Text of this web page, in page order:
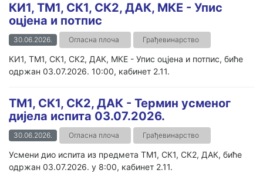
КИ1, ТМ1, СК1, СК2, ДАК, МКЕ - Упис
оцјена и потпис
30.06.2026. Огласна плоча Грађевинарство
КИ1, ТМ1, СК1, СК2, ДАК, МКЕ - Упис оцјена и потпис, биће
одржан 03.07.2026. 10:00, кабинет 2.11.
ТМ1, СК1, СК2, ДАК - Термин усменог
дијела испита 03.07.2026.
30.06.2026. Огласна плоча Грађевинарство
Усмени дио испита из предмета ТМ1, СК1, СК2, ДАК, биће
одржан 03.07.2026. у 8:00, кабинет 2.11.